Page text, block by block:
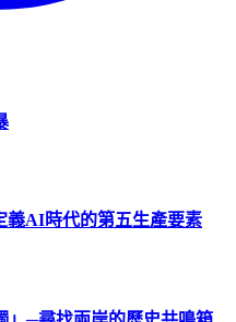
AI時代的第五生產要素